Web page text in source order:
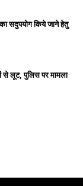
का सदुपयोग किये जाने हेतु
लूट, पुलिस पर मामला